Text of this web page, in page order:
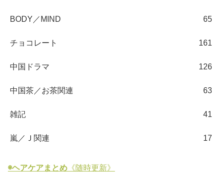
BODY／MIND 65
チョコレート 161
中国ドラマ 126
中国茶／お茶関連 63
雑記 41
嵐／Ｊ関連 17
◉ヘアケアまとめ 《随時更新》